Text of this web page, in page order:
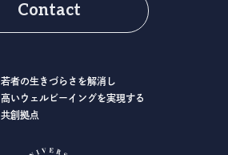
Contact
若者の生きづらさを解消し
高いウェルビーイングを実現する
共創拠点